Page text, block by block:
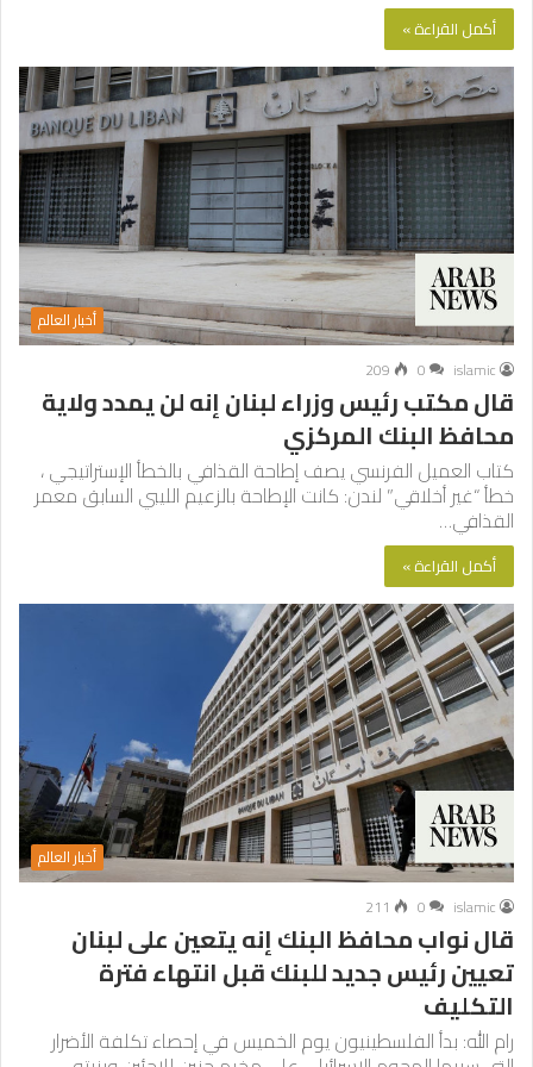
أكمل القراءة »
أخبار العالم
islamic
0
209
قال مكتب رئيس وزراء لبنان إنه لن يمدد ولاية
محافظ البنك المركزي
كتاب العميل الفرنسي يصف إطاحة القذافي بالخطأ الإستراتيجي ،
خطأ “غير أخلاقي” لندن: كانت الإطاحة بالزعيم الليبي السابق معمر
القذافي…
أكمل القراءة »
أخبار العالم
islamic
0
211
قال نواب محافظ البنك إنه يتعين على لبنان
تعيين رئيس جديد للبنك قبل انتهاء فترة
التكليف
رام الله: بدأ الفلسطينيون يوم الخميس في إحصاء تكلفة الأضرار